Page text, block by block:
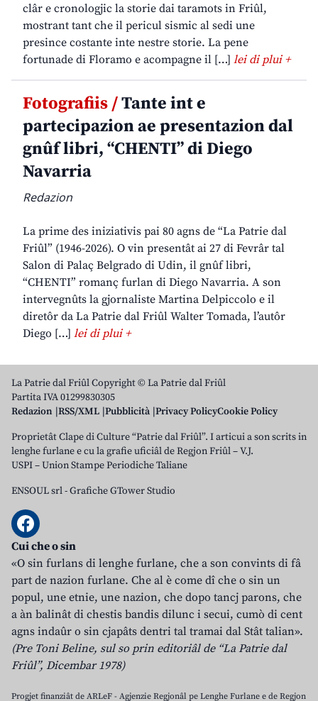
clâr e cronologjic la storie dai taramots in Friûl,
mostrant tant che il pericul sismic al sedi une
presince costante inte nestre storie. La pene
fortunade di Floramo e acompagne il […] lei di plui +
Fotografiis /Tante int e
partecipazion ae presentazion dal
gnûf libri, “CHENTI” di Diego
Navarria
Redazion
La prime des iniziativis pai 80 agns de “La Patrie dal
Friûl” (1946-2026). O vin presentât ai 27 di Fevrâr tal
Salon di Palaç Belgrado di Udin, il gnûf libri,
“CHENTI” romanç furlan di Diego Navarria. A son
intervegnûts la gjornaliste Martina Delpiccolo e il
diretôr da La Patrie dal Friûl Walter Tomada, l’autôr
Diego […] lei di plui +
La Patrie dal Friûl Copyright © La Patrie dal Friûl
Partita IVA 01299830305
Redazion RSS/XML Pubblicità Privacy PolicyCookie Policy
Proprietât Clape di Culture “Patrie dal Friûl”. I articui a son scrits in
lenghe furlane e cu la grafie uficiâl de Regjon Friûl – V.J.
USPI – Union Stampe Periodiche Taliane
ENSOUL srl-Grafiche GTower Studio
Cui che o sin
«O sin furlans di lenghe furlane, che a son convints di fâ
part de nazion furlane. Che al è come dî che o sin un
popul, une etnie, une nazion, che dopo tancj parons, che
a àn balinât di chestis bandis dilunc i secui, cumò di cent
agns indaûr o sin cjapâts dentri tal tramai dal Stât talian».
(Pre Toni Beline, sul so prin editoriâl de “La Patrie dal
Friûl”, Dicembar 1978)
Progjet finanziât de ARLeF - Agjenzie Regjonâl pe Lenghe Furlane e de Regjon